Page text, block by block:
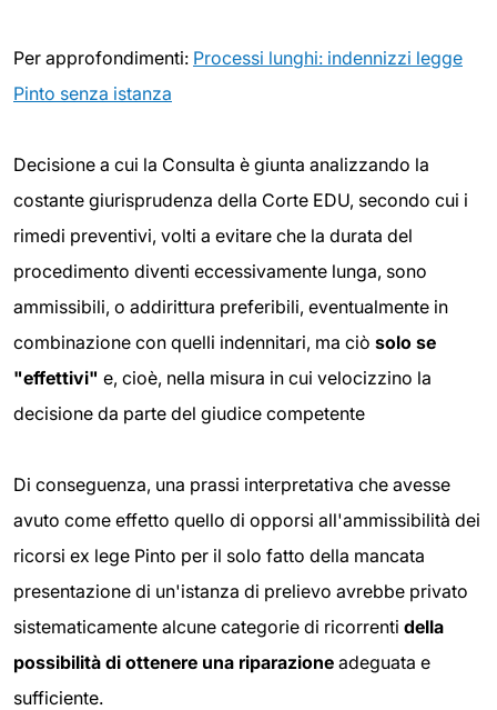
Per approfondimenti: Processi lunghi: indennizzi legge
Pinto senza istanza
Decisione a cui la Consulta è giunta analizzando la
costante giurisprudenza della Corte EDU, secondo cui i
rimedi preventivi, volti a evitare che la durata del
procedimento diventi eccessivamente lunga, sono
ammissibili, o addirittura preferibili, eventualmente in
combinazione con quelli indennitari, ma ciò solo se
"effettivi" e, cioè, nella misura in cui velocizzino la
decisione da parte del giudice competente
Di conseguenza, una prassi interpretativa che avesse
avuto come effetto quello di opporsi all'ammissibilità dei
ricorsi ex lege Pinto per il solo fatto della mancata
presentazione di un'istanza di prelievo avrebbe privato
sistematicamente alcune categorie di ricorrenti della
possibilità di ottenere una riparazione adeguata e
sufficiente.